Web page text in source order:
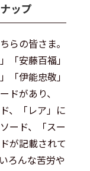
ップ
らの皆さま。
「安藤百福」
「伊能忠敬」
ドがあり、
、「レア」に
ード、「スー
が記載されて
ろんな苦労や